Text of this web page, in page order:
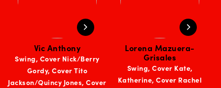
Vic Anthony
Swing, Cover Nick/Berry
Gordy, Cover Tito
Jackson/Quincy Jones, Cover
Lorena Mazuera-
Grisales
Swing, Cover Kate,
Katherine, Cover Rachel